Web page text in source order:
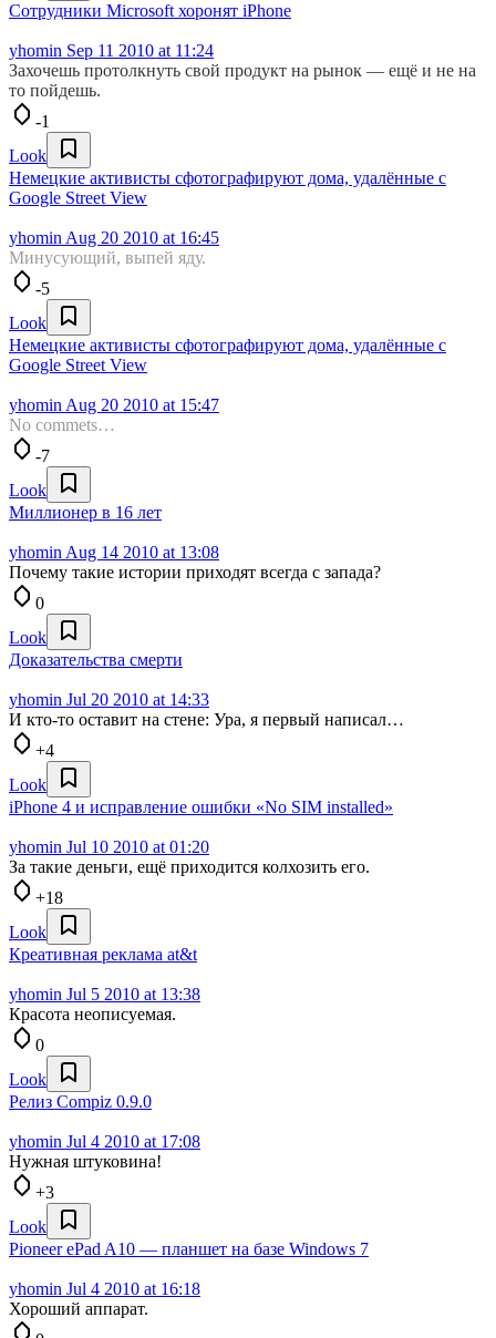
Сотрудники Microsoft хоронят iPhone
yhomin Sep 11 2010 at 11:24
Захочешь протолкнуть свой продукт на рынок — ещё и не на
то пойдешь.
-1
Look
Немецкие активисты сфотографируют дома, удалённые с
Google Street View
yhomin Aug 20 2010 at 16:45
Минусующий, выпей яду.
-5
Look
Немецкие активисты сфотографируют дома, удалённые с
Google Street View
yhomin Aug 20 2010 at 15:47
No commets…
-7
Look
Миллионер в 16 лет
yhomin Aug 14 2010 at 13:08
Почему такие истории приходят всегда с запада?
0
Look
Доказательства смерти
yhomin Jul 20 2010 at 14:33
И кто-то оставит на стене: Ура, я первый написал…
+4
Look
iPhone 4 и исправление ошибки «No SIM installed»
yhomin Jul 10 2010 at 01:20
За такие деньги, ещё приходится колхозить его.
+18
Look
Креативная реклама at&t
yhomin Jul 5 2010 at 13:38
Красота неописуемая.
0
Look
Релиз Compiz 0.9.0
yhomin Jul 4 2010 at 17:08
Нужная штуковина!
+3
Look
Pioneer ePad A10 — планшет на базе Windows 7
yhomin Jul 4 2010 at 16:18
Хороший аппарат.